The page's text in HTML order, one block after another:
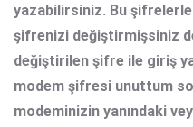
yazabilirsiniz. Bu şifrelerle
şifrenizi değiştirmişsiniz
değiştirilen şifre ile giriş
modem şifresi unuttum
modeminizin yanındaki